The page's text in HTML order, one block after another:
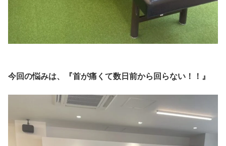
今回の悩みは、『首が痛くて数日前から回らない！！』